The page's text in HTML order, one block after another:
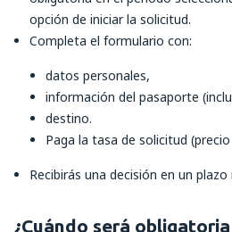
opción de iniciar la solicitud.
Completa el formulario con:
datos personales,
información del pasaporte
destino.
Paga la tasa de solicitud
Recibirás una decisión en un
¿Cuándo será obligatoria